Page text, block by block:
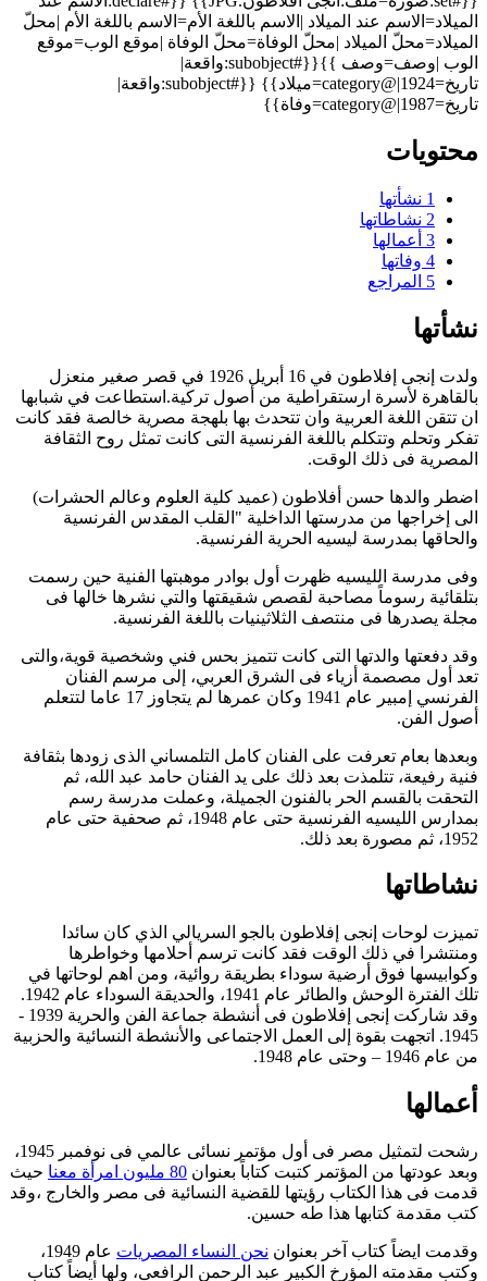
الميلاد=الاسم عند الميلاد |الاسم باللغة الأم=الاسم باللغة الأم |محلّ
الميلاد=محلّ الميلاد |محلّ الوفاة=محلّ الوفاة |موقع الوب=موقع
الوب |وصف=وصف }}{{#subobject:واقعة|
تاريخ=1924|@category=ميلاد}} {{#subobject:واقعة|
تاريخ=1987|@category=وفاة}}
محتويات
1 نشأتها
2 نشاطاتها
3 أعمالها
4 وفاتها
5 المراجع
نشأتها
ولدت إنجى إفلاطون
في 16 أبريل 1926 في قصر صغير منعزل
بالقاهرة لأسرة ارستقراطية من أصول تركية.استطاعت في شبابها
ان تتقن اللغة العربية وان تتحدث بها بلهجة مصرية خالصة فقد كانت
تفكر وتحلم وتتكلم باللغة الفرنسية التى كانت تمثل روح الثقافة
المصرية فى ذلك الوقت.
اضطر والدها حسن أفلاطون (عميد كلية العلوم وعالم الحشرات)
الى إخراجها من مدرستها الداخلية "القلب المقدس الفرنسية
والحاقها بمدرسة ليسيه الحرية الفرنسية.
وفى مدرسة الليسيه ظهرت أول بوادر موهبتها الفنية حين رسمت
بتلقائية رسوماً مصاحبة لقصص شقيقتها والتي نشرها خالها فى
مجلة يصدرها فى منتصف الثلاثينيات باللغة الفرنسية.
وقد دفعتها والدتها التى كانت تتميز بحس فني وشخصية قوية،والتى
تعد أول مصصمة أزياء فى الشرق العربي، إلى مرسم الفنان
الفرنسي إمبير عام 1941 وكان عمرها لم يتجاوز 17 عاما لتتعلم
أصول الفن.
وبعدها بعام تعرفت على الفنان كامل التلمساني الذى زودها بثقافة
فنية رفيعة، تتلمذت بعد ذلك على يد الفنان حامد عبد الله، ثم
التحقت بالقسم الحر بالفنون الجميلة، وعملت مدرسة رسم
بمدارس الليسيه الفرنسية حتى عام 1948، ثم صحفية حتى عام
1952، ثم مصورة بعد ذلك.
نشاطاتها
تميزت لوحات إنجى إفلاطون بالجو السريالي الذي كان سائدا
ومنتشرا في ذلك الوقت فقد كانت ترسم أحلامها وخواطرها
وكوابيسها فوق أرضية سوداء بطريقة روائية، ومن اهم لوحاتها في
تلك الفترة الوحش والطائر عام 1941، والحديقة السوداء عام 1942.
وقد شاركت إنجى إفلاطون فى أنشطة جماعة الفن والحرية 1939 -
1945. اتجهت بقوة إلى العمل الاجتماعى والأنشطة النسائية والحزبية
من عام 1946 – وحتى عام 1948.
أعمالها
رشحت لتمثيل مصر فى أول مؤتمر نسائى عالمي فى نوفمبر 1945،
وبعد عودتها من المؤتمر كتبت كتاباً بعنوان 80 مليون امرأة معنا
حيث
قدمت فى هذا الكتاب رؤيتها للقضية النسائية فى مصر والخارج ،وقد
كتب مقدمة كتابها هذا طه حسين.
وقدمت ايضاً كتاب آخر بعنوان نحن النساء المصريات
عام 1949،
وكتب مقدمته المؤرخ الكبير عبد الرحمن الرافعى، ولها أيضاً كتاب